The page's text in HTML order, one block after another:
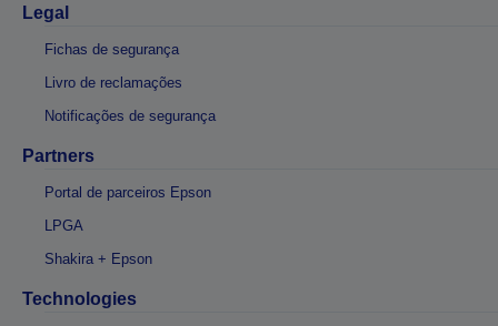
Legal
Fichas de segurança
Livro de reclamações
Notificações de segurança
Partners
Portal de parceiros Epson
LPGA
Shakira + Epson
Technologies